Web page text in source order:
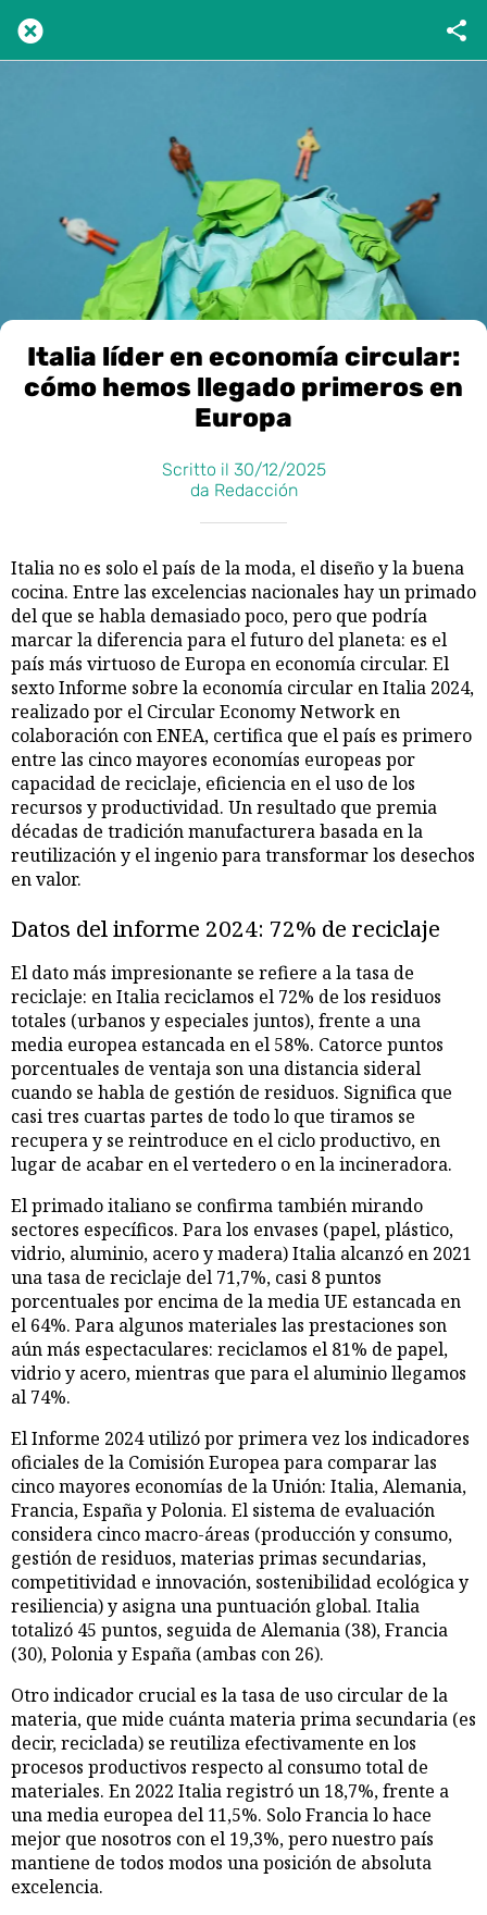
Italia líder en economía circular:
cómo hemos llegado primeros en
Europa
Scritto il 30/12/2025
da Redacción
Italia no es solo el país de la moda, el diseño y la buena
cocina. Entre las excelencias nacionales hay un primado
del que se habla demasiado poco, pero que podría
marcar la diferencia para el futuro del planeta: es el
país más virtuoso de Europa en economía circular. El
sexto Informe sobre la economía circular en Italia 2024,
realizado por el Circular Economy Network en
colaboración con ENEA, certifica que el país es primero
entre las cinco mayores economías europeas por
capacidad de reciclaje, eficiencia en el uso de los
recursos y productividad. Un resultado que premia
décadas de tradición manufacturera basada en la
reutilización y el ingenio para transformar los desechos
en valor.
Datos del informe 2024: 72% de reciclaje
El dato más impresionante se refiere a la tasa de
reciclaje: en Italia reciclamos el 72% de los residuos
totales (urbanos y especiales juntos), frente a una
media europea estancada en el 58%. Catorce puntos
porcentuales de ventaja son una distancia sideral
cuando se habla de gestión de residuos. Significa que
casi tres cuartas partes de todo lo que tiramos se
recupera y se reintroduce en el ciclo productivo, en
lugar de acabar en el vertedero o en la incineradora.
El primado italiano se confirma también mirando
sectores específicos. Para los envases (papel, plástico,
vidrio, aluminio, acero y madera) Italia alcanzó en 2021
una tasa de reciclaje del 71,7%, casi 8 puntos
porcentuales por encima de la media UE estancada en
el 64%. Para algunos materiales las prestaciones son
aún más espectaculares: reciclamos el 81% de papel,
vidrio y acero, mientras que para el aluminio llegamos
al 74%.
El Informe 2024 utilizó por primera vez los indicadores
oficiales de la Comisión Europea para comparar las
cinco mayores economías de la Unión: Italia, Alemania,
Francia, España y Polonia. El sistema de evaluación
considera cinco macro-áreas (producción y consumo,
gestión de residuos, materias primas secundarias,
competitividad e innovación, sostenibilidad ecológica y
resiliencia) y asigna una puntuación global. Italia
totalizó 45 puntos, seguida de Alemania (38), Francia
(30), Polonia y España (ambas con 26).
Otro indicador crucial es la tasa de uso circular de la
materia, que mide cuánta materia prima secundaria (es
decir, reciclada) se reutiliza efectivamente en los
procesos productivos respecto al consumo total de
materiales. En 2022 Italia registró un 18,7%, frente a
una media europea del 11,5%. Solo Francia lo hace
mejor que nosotros con el 19,3%, pero nuestro país
mantiene de todos modos una posición de absoluta
excelencia.